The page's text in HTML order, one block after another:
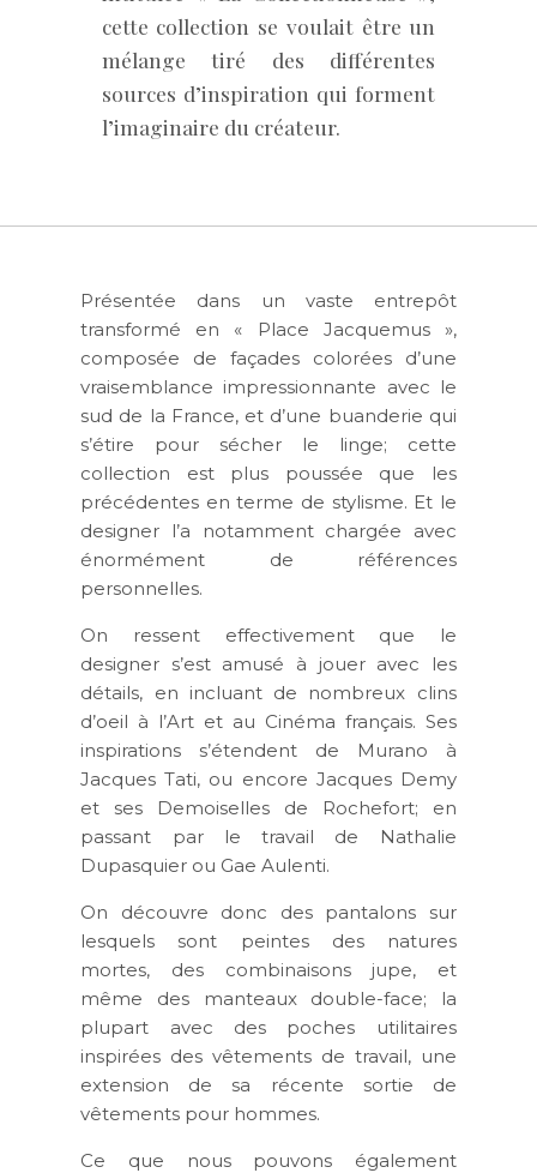
cette collection se voulait être un
mélange tiré des différentes
sources d’inspiration qui forment
l’imaginaire du créateur.
Présentée dans un vaste entrepôt
transformé en « Place Jacquemus »,
composée de façades colorées d’une
vraisemblance impressionnante avec le
sud de la France, et d’une buanderie qui
s’étire pour sécher le linge; cette
collection est plus poussée que les
précédentes en terme de stylisme. Et le
designer l’a notamment chargée avec
énormément de références
personnelles.
On ressent effectivement que le
designer s’est amusé à jouer avec les
détails, en incluant de nombreux clins
d’oeil à l’Art et au Cinéma français. Ses
inspirations s’étendent de Murano à
Jacques Tati, ou encore Jacques Demy
et ses Demoiselles de Rochefort; en
passant par le travail de Nathalie
Dupasquier ou Gae Aulenti.
On découvre donc des pantalons sur
lesquels sont peintes des natures
mortes, des combinaisons jupe, et
même des manteaux double-face; la
plupart avec des poches utilitaires
inspirées des vêtements de travail, une
extension de sa récente sortie de
vêtements pour hommes.
Ce que nous pouvons également